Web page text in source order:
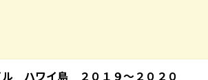
ハワイ島 ２０１９～２０２０